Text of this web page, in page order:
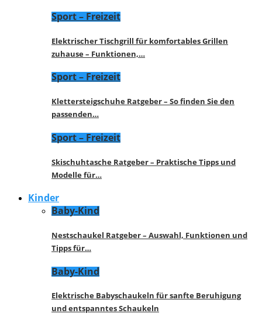
Sport – Freizeit
Elektrischer Tischgrill für komfortables Grillen
zuhause – Funktionen,…
Sport – Freizeit
Klettersteigschuhe Ratgeber – So finden Sie den
passenden…
Sport – Freizeit
Skischuhtasche Ratgeber – Praktische Tipps und
Modelle für…
Kinder
Baby-Kind
Nestschaukel Ratgeber – Auswahl, Funktionen und
Tipps für…
Baby-Kind
Elektrische Babyschaukeln für sanfte Beruhigung
und entspanntes Schaukeln